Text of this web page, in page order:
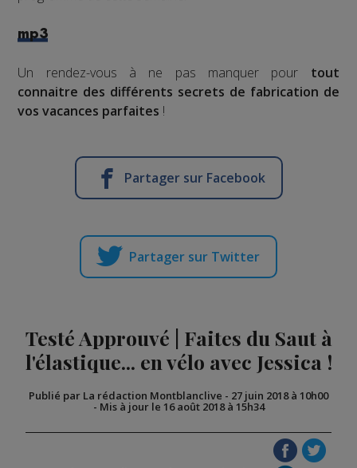
mp3
Un rendez-vous à ne pas manquer pour tout
connaitre des différents secrets de fabrication de
vos vacances parfaites !
Partager sur Facebook
Partager sur Twitter
Testé Approuvé | Faites du Saut à
l'élastique... en vélo avec Jessica !
Publié par La rédaction Montblanclive - 27 juin 2018 à 10h00
- Mis à jour le 16 août 2018 à 15h34